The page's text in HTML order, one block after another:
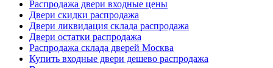
Распродажа двери входные цены
Двери скидки распродажа
Двери ликвидация склада распродажа
Двери остатки распродажа
Распродажа склада дверей Москва
Купить входные двери дешево распродажа